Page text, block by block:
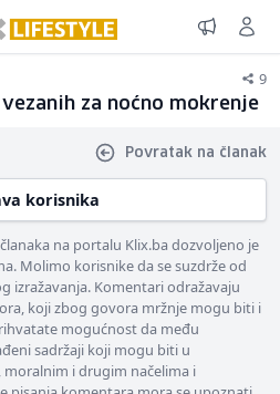
9
za noćno mokrenje
Povratak na članak
korisnika
na portalu Klix.ba dozvoljeno je
Molimo korisnike da se suzdrže od
izražavanja. Komentari odražavaju
koji zbog govora mržnje mogu biti i
mogućnost da među
sadržaji koji mogu biti u
i drugim načelima i